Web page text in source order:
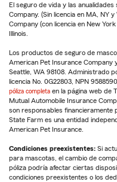
El seguro de vida y las
Company. (Sin licencia en MA, NY
Company (con licencia en New
Illinois.
Los productos de seguro de
American Pet Insurance Company
Seattle, WA 98108. Administrado
licencia No. 0G22803, NPN
póliza completa en la página web de
Mutual Automobile Insurance
son responsables financieramente
State Farm es una entidad
American Pet Insurance.
Condiciones preexistentes: Si
para mascotas, el cambio de
póliza podría afectar ciertas
condiciones preexistentes o los